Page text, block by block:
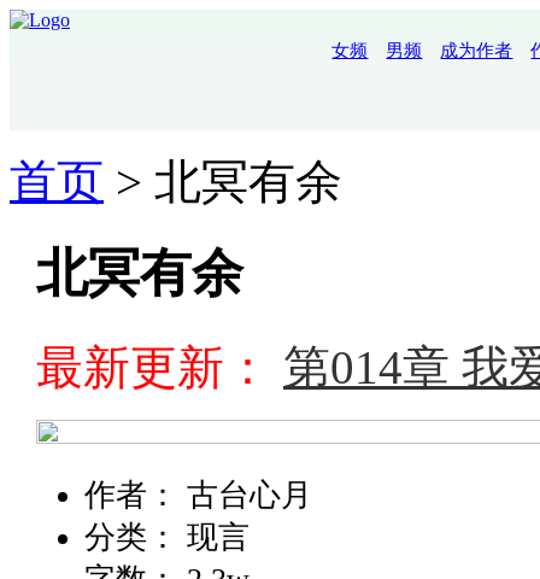
女频 男频 成为作者
首页 > 北冥有余
北冥有余
最新更新： 第014章 我
作者： 古台心月
分类： 现言